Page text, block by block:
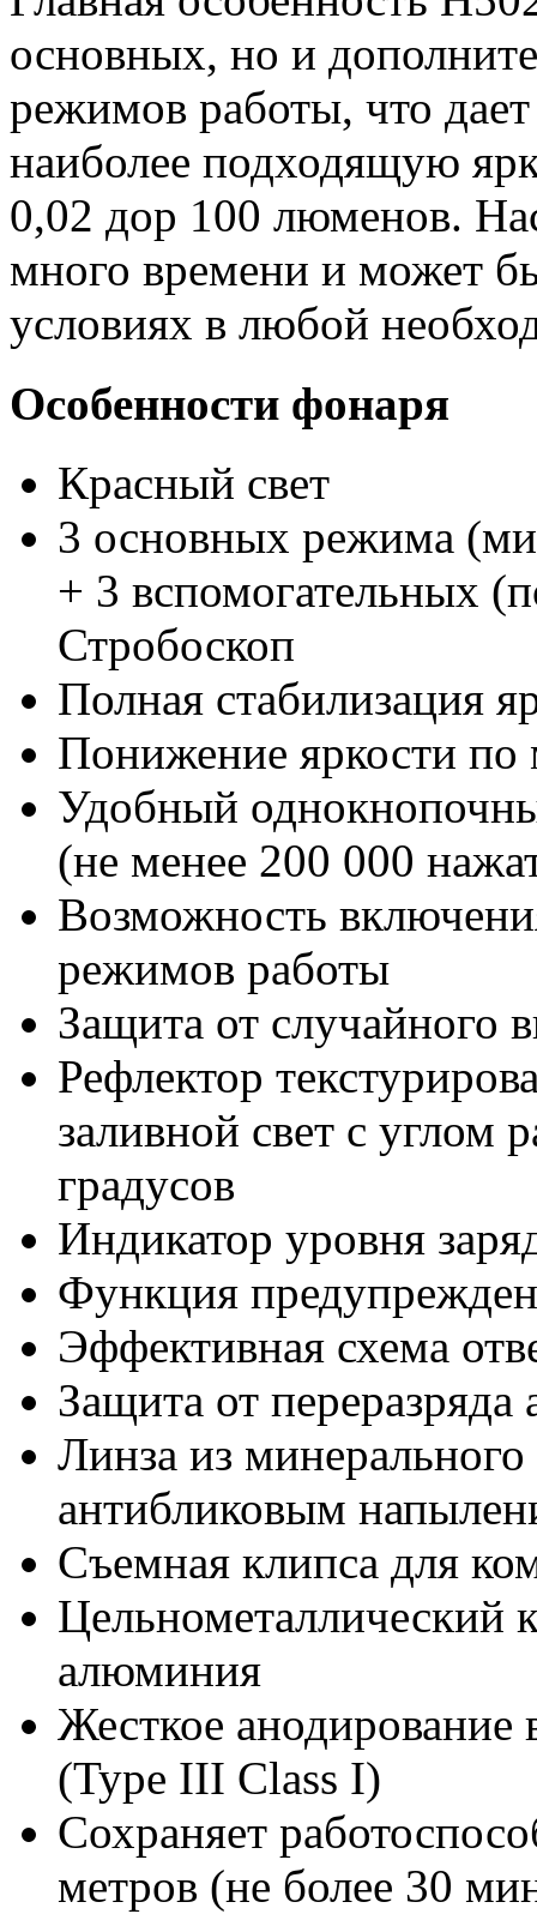
основных, но и
режимов работы, что
наиболее подходящую
0,02 дор 100 люменов.
много времени и может
условиях в любой
Особенности фонаря
Красный свет
3 основных режима
+ 3 вспомогательных
Стробоскоп
Полная стабилизация
Понижение яркости по
Удобный
(не менее 200 000
Возможность
режимов работы
Защита от случайного
Рефлектор
заливной свет с углом
градусов
Индикатор уровня
Функция
Эффективная схема
Защита от переразряда
Линза из
антибликовым
Съемная клипса для
Цельнометаллический
алюминия
Жесткое анодирование
(Type III Class I)
Сохраняет
метров (не более 30